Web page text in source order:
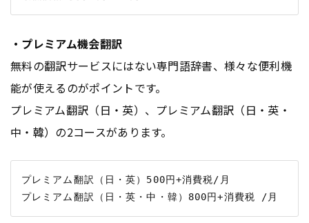
・プレミアム機会翻訳
無料の翻訳サービスにはない専門語辞書、様々な便利機
能が使えるのがポイントです。
プレミアム翻訳（日・英）、プレミアム翻訳（日・英・
中・韓）の2コースがあります。
プレミアム翻訳（日・英）500円+消費税/月